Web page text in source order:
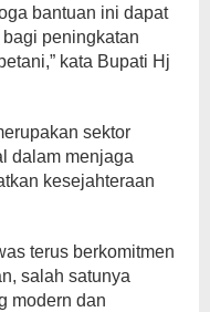
bantuan ini dapat
peningkatan
kata Bupati Hj
sektor
dalam menjaga
kesejahteraan
terus berkomitmen
salah satunya
modern dan